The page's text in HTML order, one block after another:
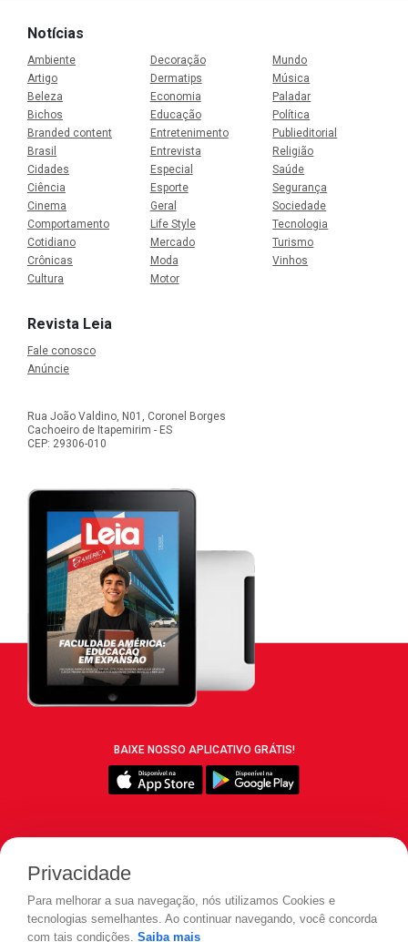
Notícias
Ambiente
Artigo
Beleza
Bichos
Branded content
Brasil
Cidades
Ciência
Cinema
Comportamento
Cotidiano
Crônicas
Cultura
Decoração
Dermatips
Economia
Educação
Entretenimento
Entrevista
Especial
Esporte
Geral
Life Style
Mercado
Moda
Motor
Mundo
Música
Paladar
Política
Publieditorial
Religião
Saúde
Segurança
Sociedade
Tecnologia
Turismo
Vinhos
Revista Leia
Fale conosco
Anúncie
Rua João Valdino, N01, Coronel Borges
Cachoeiro de Itapemirim - ES
CEP: 29306-010
BAIXE NOSSO APLICATIVO GRÁTIS!
Privacidade
Para melhorar a sua navegação, nós utilizamos Cookies e
tecnologias semelhantes. Ao continuar navegando, você concorda
com tais condições. Saiba mais